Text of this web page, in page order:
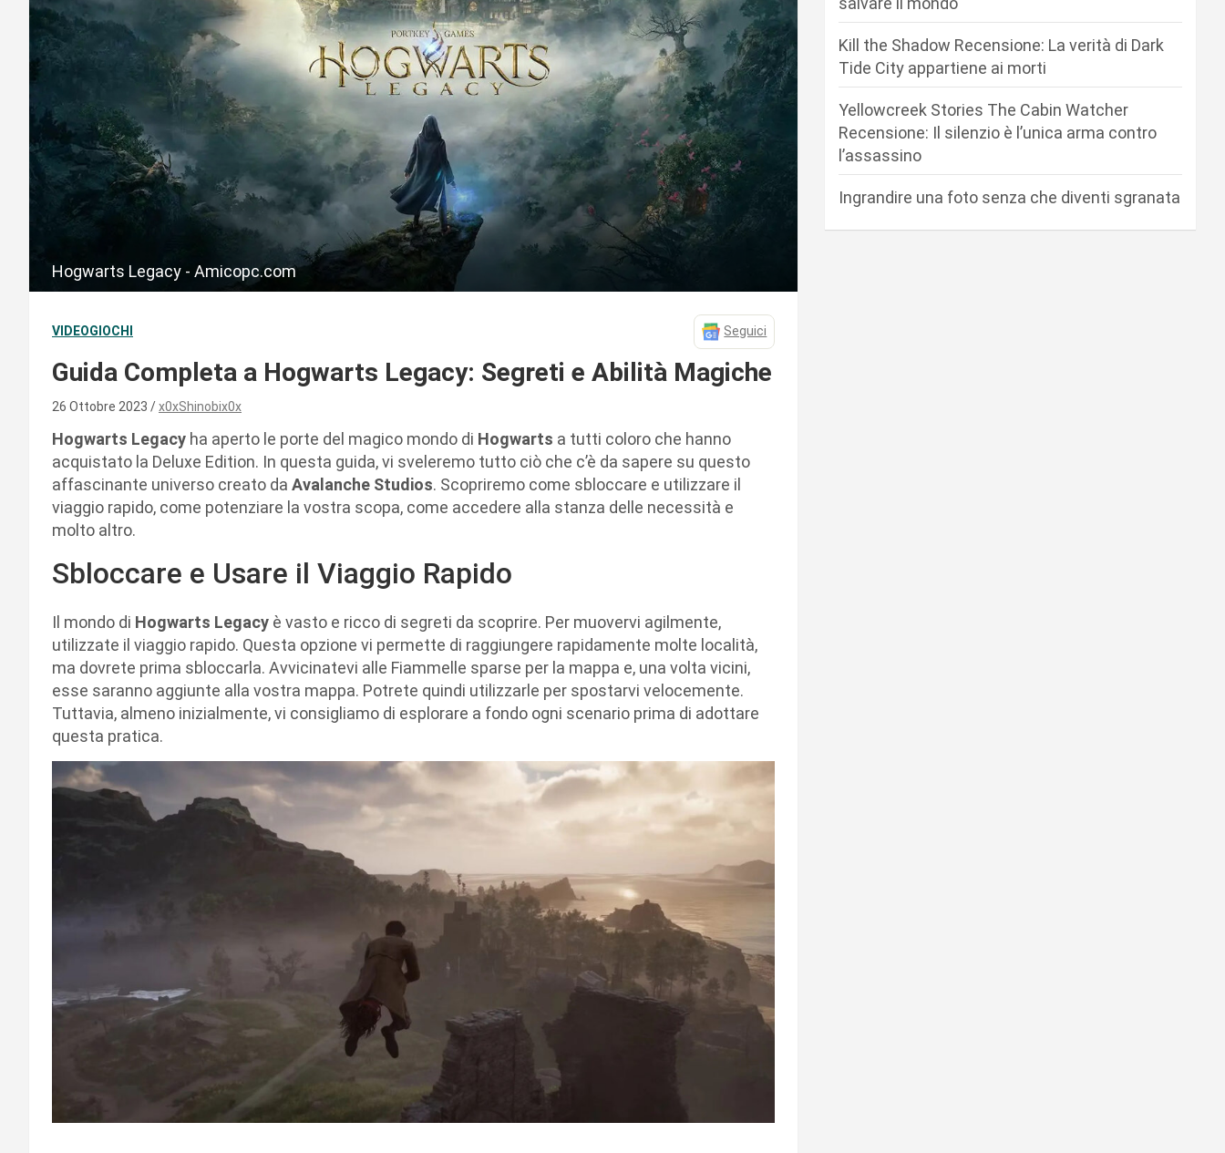
Hogwarts Legacy - Amicopc.com
VIDEOGIOCHI Seguici
Guida Completa a Hogwarts Legacy: Segreti e Abilità Magiche
26 Ottobre 2023 x0xShinobix0x
Hogwarts Legacy ha aperto le porte del magico mondo di Hogwarts a tutti coloro che hanno
acquistato la Deluxe Edition. In questa guida, vi sveleremo tutto ciò che c’è da sapere su questo
affascinante universo creato da Avalanche Studios. Scopriremo come sbloccare e utilizzare il
viaggio rapido, come potenziare la vostra scopa, come accedere alla stanza delle necessità e
molto altro.
Sbloccare e Usare il Viaggio Rapido
Il mondo di Hogwarts Legacy è vasto e ricco di segreti da scoprire. Per muovervi agilmente,
utilizzate il viaggio rapido. Questa opzione vi permette di raggiungere rapidamente molte località,
ma dovrete prima sbloccarla. Avvicinatevi alle Fiammelle sparse per la mappa e, una volta vicini,
esse saranno aggiunte alla vostra mappa. Potrete quindi utilizzarle per spostarvi velocemente.
Tuttavia, almeno inizialmente, vi consigliamo di esplorare a fondo ogni scenario prima di adottare
questa pratica.
Kill the Shadow Recensione: La verità di Dark
Tide City appartiene ai morti
Yellowcreek Stories The Cabin Watcher
Recensione: Il silenzio è l’unica arma contro
l’assassino
Ingrandire una foto senza che diventi sgranata